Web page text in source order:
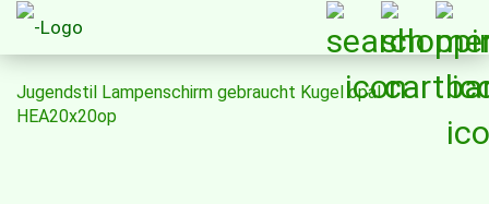
Jugendstil Lampenschirm gebraucht Kugel opal
HEA20x20op